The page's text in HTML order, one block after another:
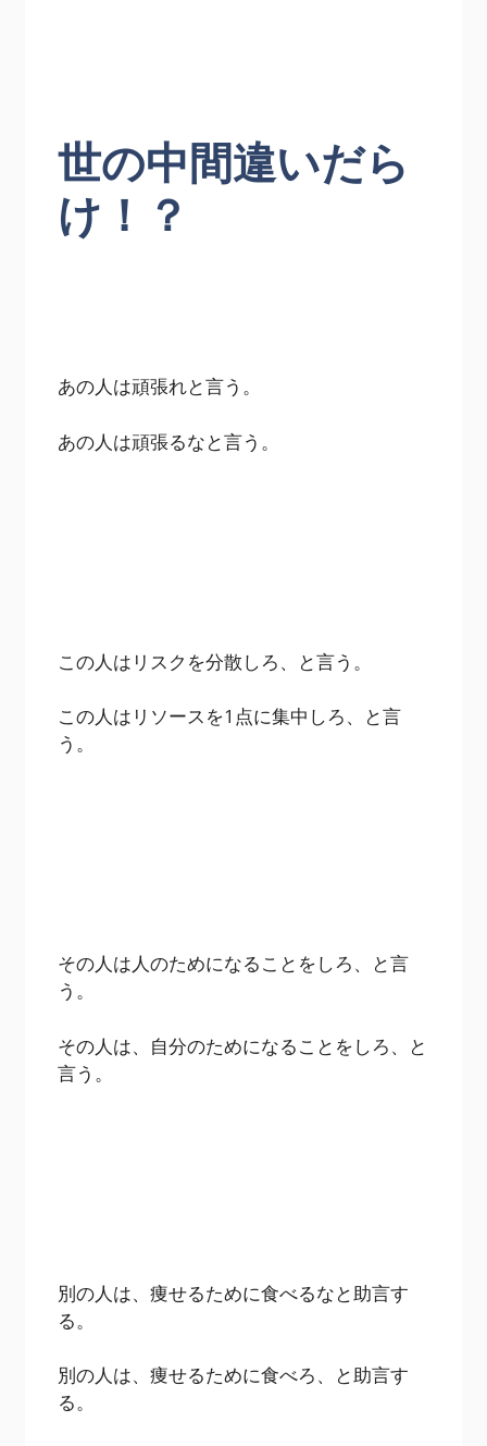
世の中間違いだら
け！？
あの人は頑張れと言う。
あの人は頑張るなと言う。
この人はリスクを分散しろ、と言う。
この人はリソースを1点に集中しろ、と言
う。
その人は人のためになることをしろ、と言
う。
その人は、自分のためになることをしろ、と
言う。
別の人は、痩せるために食べるなと助言す
る。
別の人は、痩せるために食べろ、と助言す
る。